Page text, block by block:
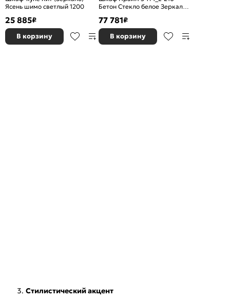
Ясень шимо светлый 1200
25 885₽
В корзину
Бетон Стекло белое Зеркало
77 781₽
В корзину
Стилистический акцент